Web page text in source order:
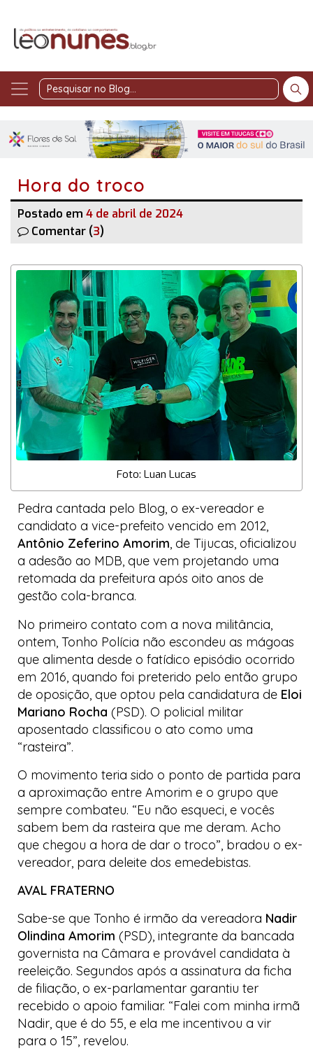
Pesquisar
Blog
Hora do troco
Postado em 4 de abril de 2024
Comentar (3)
Foto: Luan Lucas
Pedra cantada pelo Blog, o ex-vereador e
candidato a vice-prefeito vencido em 2012,
Antônio Zeferino Amorim, de Tijucas, oficializou
a adesão ao MDB, que vem projetando uma
retomada da prefeitura após oito anos de
gestão cola-branca.
No primeiro contato com a nova militância,
ontem, Tonho Polícia não escondeu as mágoas
que alimenta desde o fatídico episódio ocorrido
em 2016, quando foi preterido pelo então grupo
de oposição, que optou pela candidatura de Eloi
Mariano Rocha (PSD). O policial militar
aposentado classificou o ato como uma
“rasteira”.
O movimento teria sido o ponto de partida para
a aproximação entre Amorim e o grupo que
sempre combateu. “Eu não esqueci, e vocês
sabem bem da rasteira que me deram. Acho
que chegou a hora de dar o troco”, bradou o ex-
vereador, para deleite dos emedebistas.
AVAL FRATERNO
Sabe-se que Tonho é irmão da vereadora Nadir
Olindina Amorim (PSD), integrante da bancada
governista na Câmara e provável candidata à
reeleição. Segundos após a assinatura da ficha
de filiação, o ex-parlamentar garantiu ter
recebido o apoio familiar. “Falei com minha irmã
Nadir, que é do 55, e ela me incentivou a vir
para o 15”, revelou.